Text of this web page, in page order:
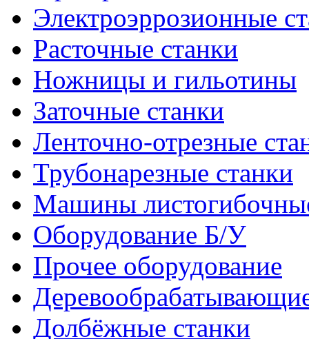
Электроэррозионные
Расточные станки
Ножницы и гильотины
Заточные станки
Ленточно-отрезные
Трубонарезные станки
Машины
Оборудование Б/У
Прочее оборудование
Долбёжные станки